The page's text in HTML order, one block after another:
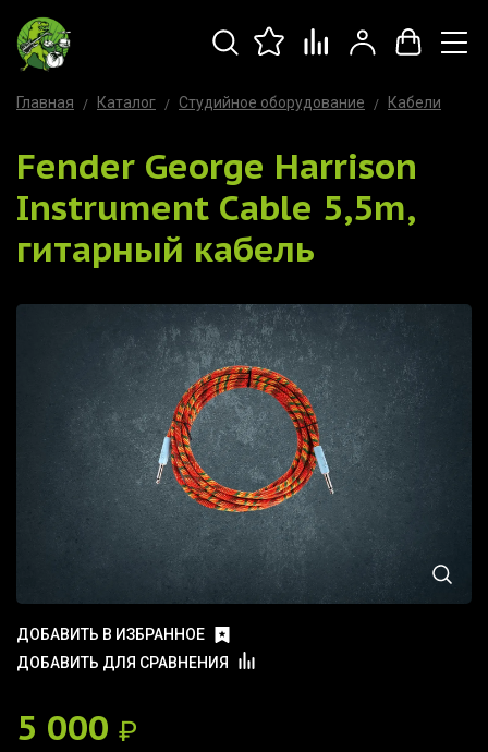
Главная Каталог Студийное оборудование Кабели
Fender George Harrison
Instrument Cable 5,5m,
гитарный кабель
ДОБАВИТЬ В ИЗБРАННОЕ
ДОБАВИТЬ ДЛЯ СРАВНЕНИЯ
5 000 ₽